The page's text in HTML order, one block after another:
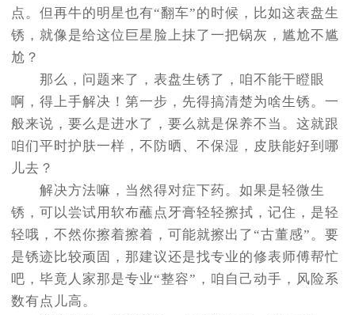
点。但再牛的明星也有“翻车”的时候，比如这表盘生
锈，就像是给这位巨星脸上抹了一把锅灰，尴尬不尴
尬？
那么，问题来了，表盘生锈了，咱不能干瞪眼
啊，得上手解决！第一步，先得搞清楚为啥生锈。一
般来说，要么是进水了，要么就是保养不当。这就跟
咱们平时护肤一样，不防晒、不保湿，皮肤能好到哪
儿去？
解决方法嘛，当然得对症下药。如果是轻微生
锈，可以尝试用软布蘸点牙膏轻轻擦拭，记住，是轻
轻哦，不然你擦着擦着，可能就擦出了“古董感”。要
是锈迹比较顽固，那建议还是找专业的修表师傅帮忙
吧，毕竟人家那是专业“整容”，咱自己动手，风险系
数有点儿高。